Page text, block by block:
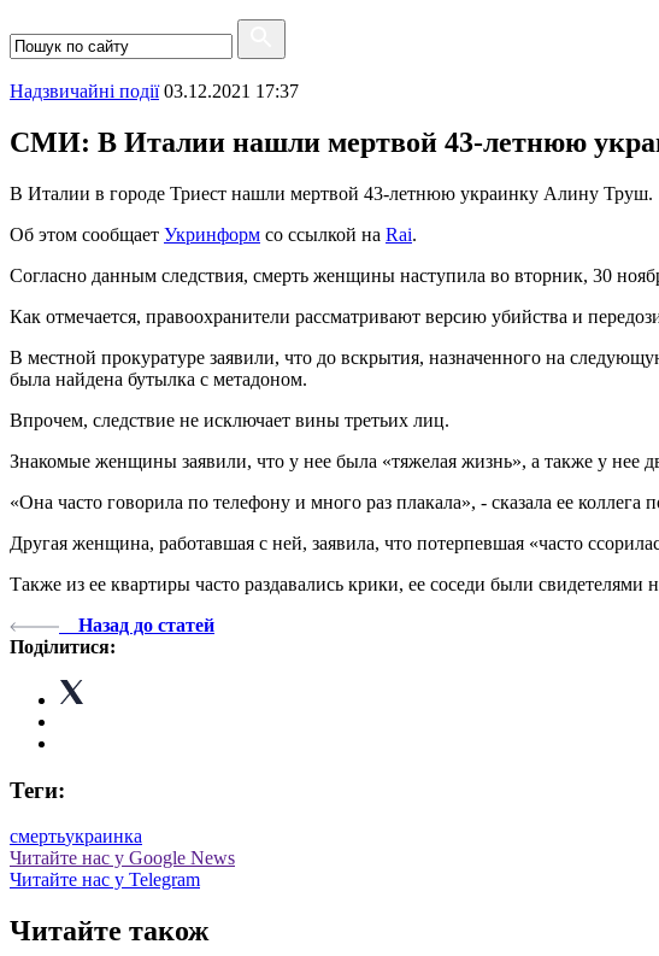
Надзвичайні події 03.12.2021 17:37
СМИ: В Италии нашли мертвой 43-летнюю
В Италии в городе Триест нашли мертвой 43-летнюю украинку Алину Труш.
Об этом сообщает Укринформ со ссылкой на Rai.
Согласно данным следствия, смерть женщины наступила во вторник, 30
Как отмечается, правоохранители рассматривают версию убийства и
В местной прокуратуре заявили, что до вскрытия, назначенного на
была найдена бутылка с метадоном.
Впрочем, следствие не исключает вины третьих лиц.
Знакомые женщины заявили, что у нее была «тяжелая жизнь», а также у нее
«Она часто говорила по телефону и много раз плакала», - сказала ее коллега
Другая женщина, работавшая с ней, заявила, что потерпевшая «часто
Также из ее квартиры часто раздавались крики, ее соседи были свидетелями
Назад до статей
Поділитися:
Теги:
смертьукраинка
Читайте нас у Google News
Читайте нас у Telegram
Читайте також